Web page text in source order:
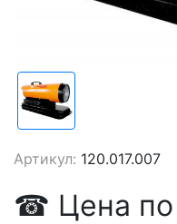
Артикул: 120.017.007
☎ Цена